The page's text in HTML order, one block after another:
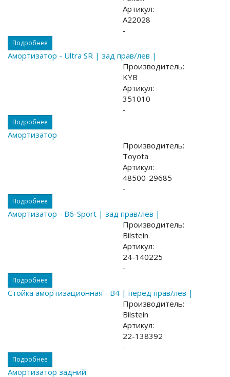
Артикул:
A22028
-
Подробнее
Амортизатор - Ultra SR | зад прав/лев |
Производитель:
KYB
Артикул:
351010
-
Подробнее
Амортизатор
Производитель:
Toyota
Артикул:
48500-29685
-
Подробнее
Амортизатор - B6-Sport | зад прав/лев |
Производитель:
Bilstein
Артикул:
24-140225
-
Подробнее
Стойка амортизационная - B4 | перед прав/лев |
Производитель:
Bilstein
Артикул:
22-138392
-
Подробнее
Амортизатор задний